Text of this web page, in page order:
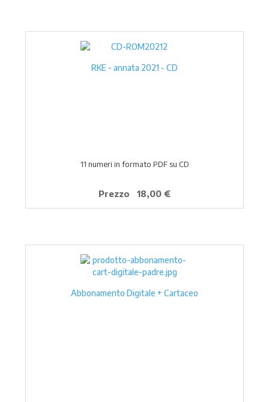
RKE - annata 2021 - CD
11 numeri in formato PDF su CD
Prezzo 18,00 €
Abbonamento Digitale + Cartaceo